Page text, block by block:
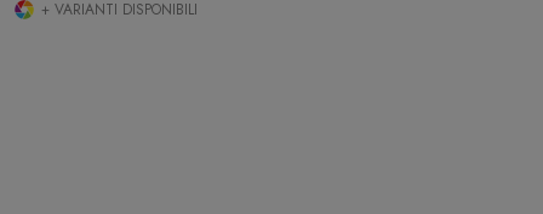
+ VARIANTI DISPONIBILI